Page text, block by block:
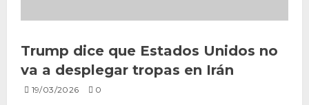
Trump dice que Estados Unidos no
va a desplegar tropas en Irán
19/03/2026 0